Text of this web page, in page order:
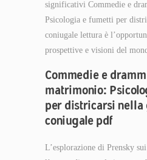
significativi Commedie e
Psicologia e fumetti per
coniugale lettura è
prospettive e visioni del
Commedie e
matrimonio:
per districarsi nella
coniugale pdf
L’esplorazione di Prensky